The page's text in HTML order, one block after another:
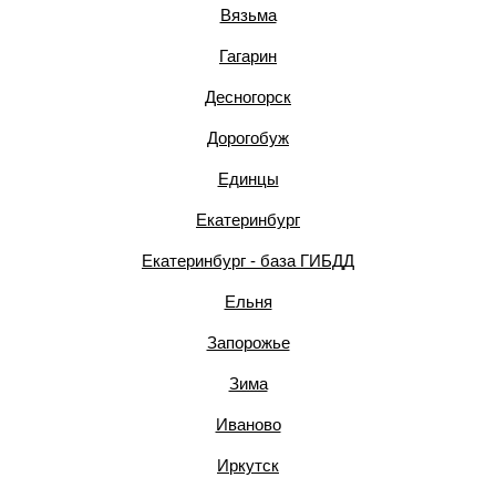
Вязьма
Гагарин
Десногорск
Дорогобуж
Единцы
Екатеринбург
Екатеринбург - база ГИБДД
Ельня
Запорожье
Зима
Иваново
Иркутск